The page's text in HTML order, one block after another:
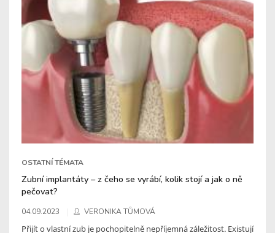
OSTATNÍ TÉMATA
Zubní implantáty – z čeho se vyrábí, kolik stojí a jak o ně
pečovat?
04.09.2023 VERONIKA TŮMOVÁ
Přijít o vlastní zub je pochopitelně nepříjemná záležitost. Existují